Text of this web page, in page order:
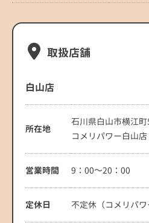
取扱店舗
白山店
所在地
石川県白山市横江
コメリパワー白山
営業時間 9：00～20：00
定休日 不定休（コメリパワ